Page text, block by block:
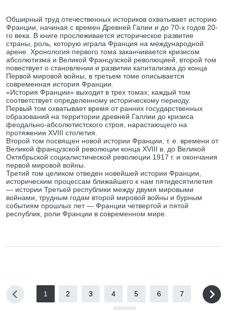
Обширный труд отечественных историков охватывает историю
Франции, начиная с времен Древней Галии и до 70-х годов 20-
го века. В книге прослеживается историческое развитие
страны, роль, которую играла Франция на международной
арене. Хронология первого тома заканчивается кризисом
абсолютизма и Великой Французской революцией, второй том
повествует о становлении и развитии капитализма до конца
Первой мировой войны, в третьем томе описывается
современная история Франции.
«История Франции» выходит в трех томах; каждый том
соответствует определенному историческому периоду.
Первый том охватывает время от ранних государственных
образований на территории древней Галлии до кризиса
феодально-абсолютистского строя, нарастающего на
протяжении XVIII столетия.
Второй том посвящен новой истории Франции, т. е. времени от
Великой французской революции конца XVIII в. до Великой
Октябрьской социалистической революции 1917 г. и окончания
первой мировой войны.
Третий том целиком отведен новейшей истории Франции,
историческим процессам ближайшего к нам пятидесятилетия
— истории Третьей республики между двумя мировыми
войнами, трудным годам второй мировой войны и бурным
событиям прошлых лет — Франции четвертой и пятой
республик, роли Франции в современном мире.
1 2 3 4 5 6 7